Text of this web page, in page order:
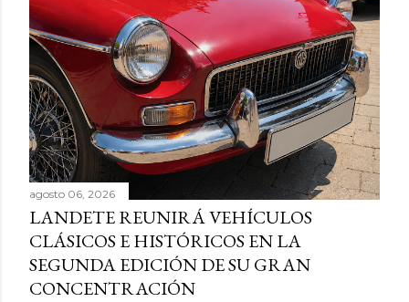
agosto 06, 2026
LANDETE REUNIRÁ VEHÍCULOS
CLÁSICOS E HISTÓRICOS EN LA
SEGUNDA EDICIÓN DE SU GRAN
CONCENTRACIÓN